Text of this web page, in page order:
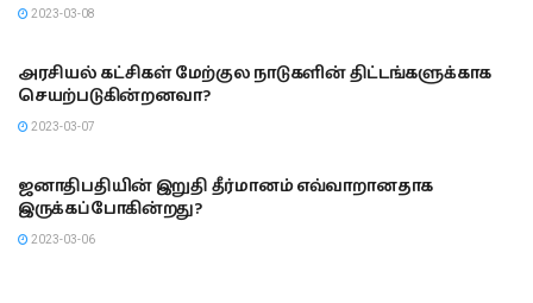
2023-03-08
அரசியல் கட்சிகள் மேற்குல நாடுகளின் திட்டங்களுக்காக
செயற்படுகின்றனவா?
2023-03-07
ஜனாதிபதியின் இறுதி தீர்மானம் எவ்வாறானதாக
இருக்கப்போகின்றது?
2023-03-06